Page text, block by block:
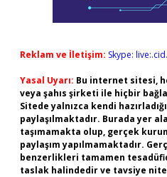
Reklam ve İletişim: Skype:
Yasal Uyarı: Bu internet sitesi,
veya şahıs şirketi ile hiçbir
Sitede yalnızca kendi
paylaşılmaktadır. Burada yer
taşımamakta olup, gerçek
paylaşım yapılmamaktadır.
benzerlikleri tamamen
taslak halindedir ve tavsiye